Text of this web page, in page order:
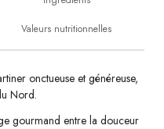
Valeurs nutritionnelles
onctueuse et généreuse,
Nord.
gourmand entre la douceur